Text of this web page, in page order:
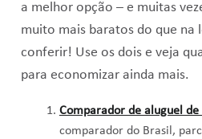
a melhor opção – e muitas
muito mais baratos do que na
conferir! Use os dois e veja
para economizar ainda mais.
Comparador de aluguel
comparador do Brasil,